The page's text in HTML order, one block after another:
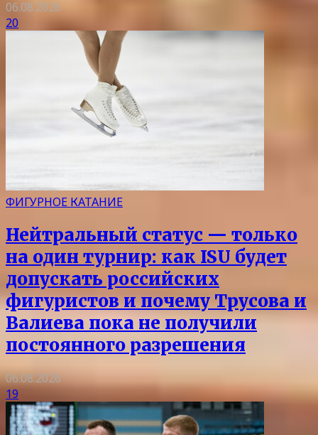
06.08.2026
20
ФИГУРНОЕ КАТАНИЕ
Нейтральный статус — только
на один турнир: как ISU будет
допускать российских
фигуристов и почему Трусова и
Валиева пока не получили
постоянного разрешения
06.08.2026
19